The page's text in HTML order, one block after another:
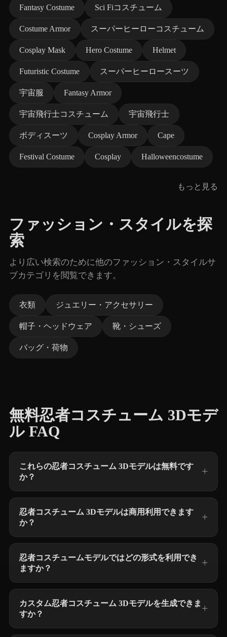
Fantasy Costume Sci Fiコスチューム
Costume Armor スーパーヒーローコスチューム
Cosplay Mask Hero Costume Helmet
Futuristic Costume スーパーヒーロースーツ
宇宙服 Fantasy Armor
宇宙飛行士コスチューム 宇宙飛行士
ボディスーツ Cosplay Armor Cape
Festival Costume Cosplay Halloweencostume
もっと見る
ファッション・スタイルを探
索
より広い検索のために他のファッション・スタイルサ
ブカテゴリを閲覧できます。
衣類 ジュエリー・アクセサリー
帽子・ヘッドウェア 靴・シューズ
バッグ・荷物
無料忍者コスチューム 3Dモデ
ル FAQ
これらの忍者コスチューム 3Dモデルは無料です
か？
忍者コスチューム 3Dモデルは商用利用できます
か？
忍者コスチュームモデルではどの形式を利用でき
ますか？
カスタム忍者コスチューム 3Dモデルを生成できま
すか？